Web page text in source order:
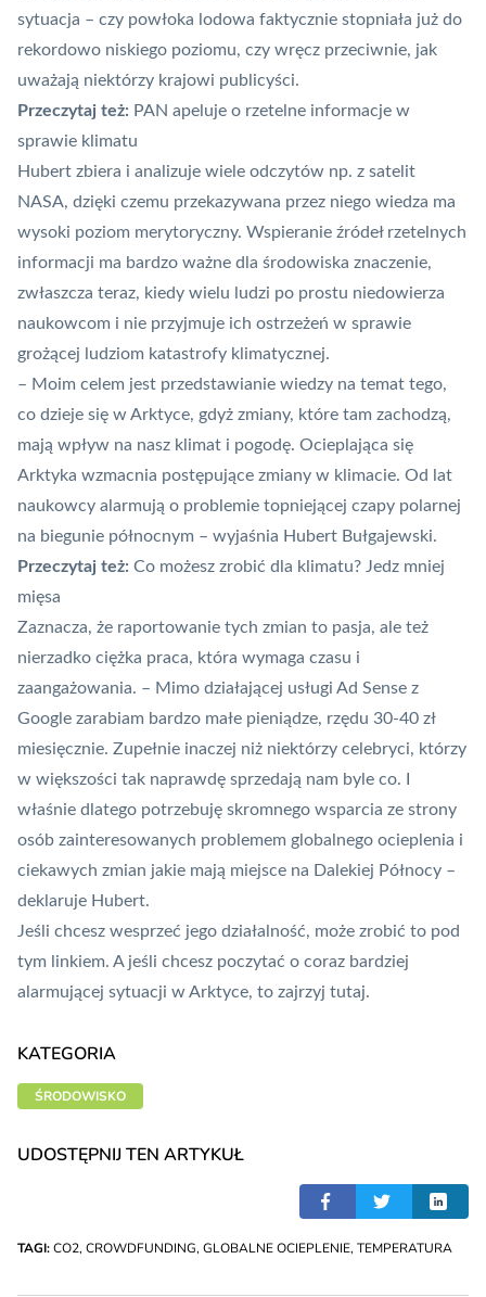
sytuacja – czy powłoka lodowa faktycznie stopniała już do
rekordowo niskiego poziomu, czy wręcz przeciwnie, jak
uważają niektórzy krajowi publicyści.
Przeczytaj też: PAN apeluje o rzetelne informacje w
sprawie klimatu
Hubert zbiera i analizuje wiele odczytów np. z satelit
NASA, dzięki czemu przekazywana przez niego wiedza ma
wysoki poziom merytoryczny. Wspieranie źródeł rzetelnych
informacji ma bardzo ważne dla środowiska znaczenie,
zwłaszcza teraz, kiedy wielu ludzi po prostu niedowierza
naukowcom i nie przyjmuje ich ostrzeżeń w sprawie
grożącej ludziom katastrofy klimatycznej.
– Moim celem jest przedstawianie wiedzy na temat tego,
co dzieje się w Arktyce, gdyż zmiany, które tam zachodzą,
mają wpływ na nasz klimat i pogodę. Ocieplająca się
Arktyka wzmacnia postępujące zmiany w klimacie. Od lat
naukowcy alarmują o problemie topniejącej czapy polarnej
na biegunie północnym – wyjaśnia Hubert Bułgajewski.
Przeczytaj też: Co możesz zrobić dla klimatu? Jedz mniej
mięsa
Zaznacza, że raportowanie tych zmian to pasja, ale też
nierzadko ciężka praca, która wymaga czasu i
zaangażowania. – Mimo działającej usługi Ad Sense z
Google zarabiam bardzo małe pieniądze, rzędu 30-40 zł
miesięcznie. Zupełnie inaczej niż niektórzy celebryci, którzy
w większości tak naprawdę sprzedają nam byle co. I
właśnie dlatego potrzebuję skromnego wsparcia ze strony
osób zainteresowanych problemem globalnego ocieplenia i
ciekawych zmian jakie mają miejsce na Dalekiej Północy –
deklaruje Hubert.
Jeśli chcesz wesprzeć jego działalność, może zrobić to pod
tym linkiem. A jeśli chcesz poczytać o coraz bardziej
alarmującej sytuacji w Arktyce, to zajrzyj tutaj.
KATEGORIA
ŚRODOWISKO
UDOSTĘPNIJ TEN ARTYKUŁ
TAGI:CO2, CROWDFUNDING, GLOBALNE OCIEPLENIE, TEMPERATURA